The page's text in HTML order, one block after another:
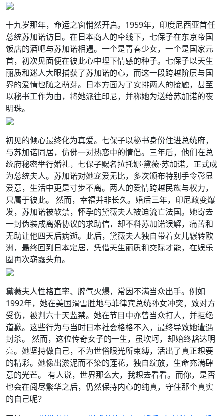
十九岁那年，命运之窗悄然开启。1959年，印度尼西亚首任
总统苏加诺访日。在日本商人的牵线下，七保子在东京帝国
饭店的酒吧与苏加诺相遇。一个是青春少女，一个是国家元
首，初次见面便在彼此心中埋下情感的种子。七保子以天生
丽质和迷人大眼捕获了苏加诺的心，而这一段跨越阶层与国
界的爱情也随之萌芽。日本方面为了安排两人的接触，甚至
以秘书工作为由，将她派往印尼，并称她为送给苏加诺的夜
明珠。
初见的倾心最终化为真爱。七保子以秘书身份住进总统府，
与苏加诺同居，仿佛一对热恋中的情侣。三年后，他们在总
统府秘密举行婚礼，七保子赐名拉托娜·黛薇·苏加诺，正式成
为总统夫人。苏加诺对她宠爱无比，多次颁布特别手令彰显
爱意，生活中更是寸步不离。两人的爱情跨越民族与权力，
只属于彼此。 然而，幸福并非长久。婚后三年，印尼政变爆
发，苏加诺被软禁，怀孕的黛薇夫人被迫流亡法国。她寄去
一封伪装成离婚协议的求助信，却不料苏加诺误解，痛苦和
无助让他四天后病逝。此后，黛薇夫人独自带着女儿辗转欧
洲，最终回到日本定居，凭借天生丽质和交际才能，在娱乐
圈再次崭露头角。
黛薇夫人性格直率、脾气火爆，常因不满当众出手。例如
1992年，她在美国滑雪胜地与菲律宾总统孙女冲突，致对方
受伤，被判六十天监禁。她在节目中亦曾当众打人，并拒绝
道歉。这些行为与当时日本社会格格不入，最终导致她遭遇
封杀。 然而，这位传奇女子的一生，虽坎坷，却始终豁达明
亮。她坚持做自己，不为世俗眼光所束缚，活出了真正想要
的精彩。她像出淤泥而不染的莲花，独自绽放，生命充满肆
意的光芒。 有人说，世界那么大，我想去看看。而你，是否
也会在阅尽繁华之后，仍然保持内心的纯真，守住那个真实
的自己呢？